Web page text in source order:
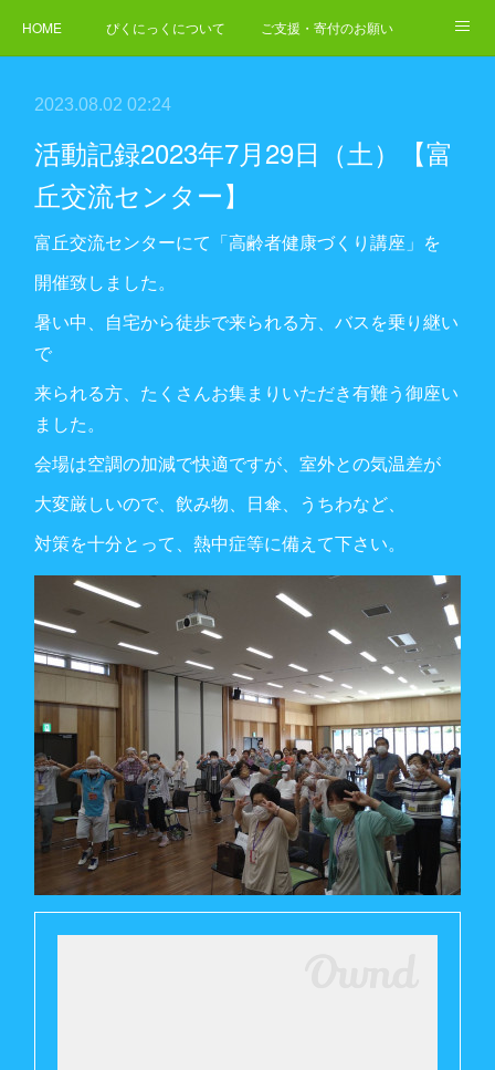
HOME ぴくにっくについて ご支援・寄付のお願い
2023.08.02 02:24
活動記録2023年7月29日（土）【富
丘交流センター】
富丘交流センターにて「高齢者健康づくり講座」を
開催致しました。
暑い中、自宅から徒歩で来られる方、バスを乗り継い
で
来られる方、たくさんお集まりいただき有難う御座い
ました。
会場は空調の加減で快適ですが、室外との気温差が
大変厳しいので、飲み物、日傘、うちわなど、
対策を十分とって、熱中症等に備えて下さい。